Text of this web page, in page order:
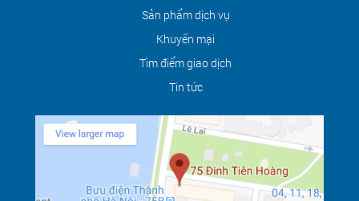
Sản phẩm dịch vụ
Khuyến mại
Tìm điểm giao dịch
Tin tức